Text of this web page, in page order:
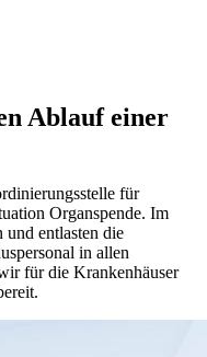
Ablauf einer
für
Organspende. Im
und entlasten die
in allen
für die Krankenhäuser